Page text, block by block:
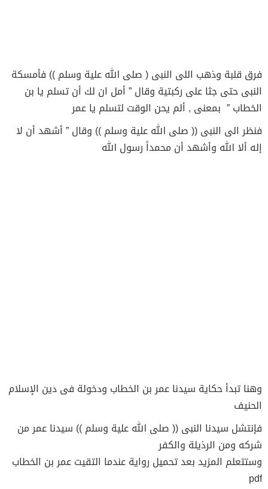
فرق قلبة وذهب اللى النبى ( صلى الله علية وسلم )) فأمسكة
النبى حتى جثا على ركبتية وقال ” أمل ان لك أن تسلم يا بن
الخطاب ” بمعنى , ألم يحن الوقت لتسلم يا عمر
فنظر الى النبى (( صلى الله علية وسلم )) وقال ” أشهد أن لا
إله ألا الله وأشهد أن محمداً رسول الله
وهنا تبدأ حكاية سيدنا عمر بن الخطاب ودخولة فى دين الإسلام
الحنيف
فإنتشل سيدنا النبى (( صلى الله علية وسلم )) سيدنا عمر من
شركه ومن الرذيلة والكفر
وستتعلم المزيد بعد تحميل رواية عندما التقيت عمر بن الخطاب
pdf